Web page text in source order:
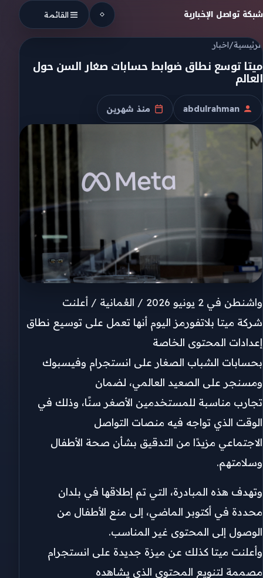
Skip to content
شبكة تواصل الإخبارية القائمة
الرئيسية/اخبار
ميتا توسع نطاق ضوابط حسابات صغار السن حول
العالم
الكاتب
abdulrahman
تاريخ النشر
منذ شهرين
واشنطن في 2 يونيو 2026 / العُمانية / أعلنت
شركة ميتا بلاتفورمز اليوم أنها تعمل على توسيع نطاق
إعدادات المحتوى الخاصة
بحسابات الشباب الصغار على انستجرام وفيسبوك
ومسنجر على الصعيد العالمي، لضمان
تجارب مناسبة للمستخدمين الأصغر سنًا، وذلك في
الوقت الذي تواجه فيه منصات التواصل
الاجتماعي مزيدًا من التدقيق بشأن صحة الأطفال
وسلامتهم.
وتهدف هذه المبادرة، التي تم إطلاقها في بلدان
محددة في أكتوبر الماضي، إلى منع الأطفال من
الوصول إلى المحتوى غير المناسب.
وأعلنت ميتا كذلك عن ميزة جديدة على انستجرام
مصممة لتنويع المحتوى الذي يشاهده